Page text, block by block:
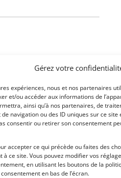
Gérez votre
expériences, nous et nos partenaires
et/ou accéder aux informations de
ainsi qu’à nos partenaires, de
navigation ou des ID uniques sur ce
consentir ou retirer son consentement
accepter ce qui précède ou faites des
à ce site. Vous pouvez modifier vos
en utilisant les boutons de la
en bas de l’écran.